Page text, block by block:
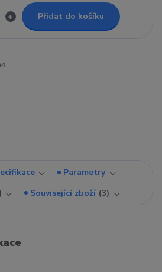
Přidat do košíku
Parametry
Související zboží 3